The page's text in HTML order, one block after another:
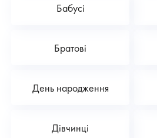
Бабусі
Братові
День народження
Дівчинці